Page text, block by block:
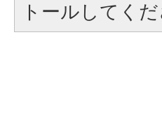
トールしてくだ